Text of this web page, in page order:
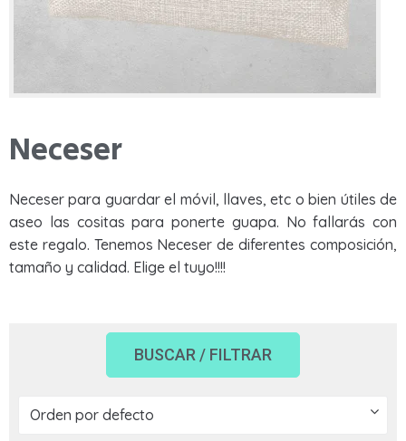
Neceser
Neceser para guardar el móvil, llaves, etc o bien útiles de
aseo las cositas para ponerte guapa. No fallarás con
este regalo. Tenemos Neceser de diferentes composición,
tamaño y calidad. Elige el tuyo!!!!
BUSCAR / FILTRAR
QUIENES SOMOS
¿PREGUNTAS?
Rango de Precios
APLICAR FILTROS